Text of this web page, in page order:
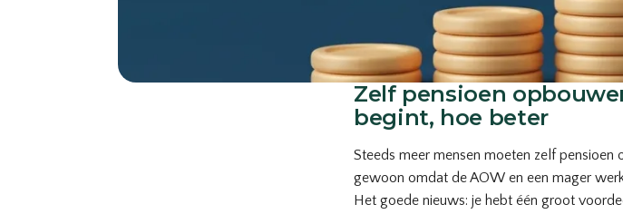
Zelf pensioen
begint, hoe beter
Steeds meer mensen moeten zelf pensioen
gewoon omdat de AOW en een mager
Het goede nieuws: je hebt één groot